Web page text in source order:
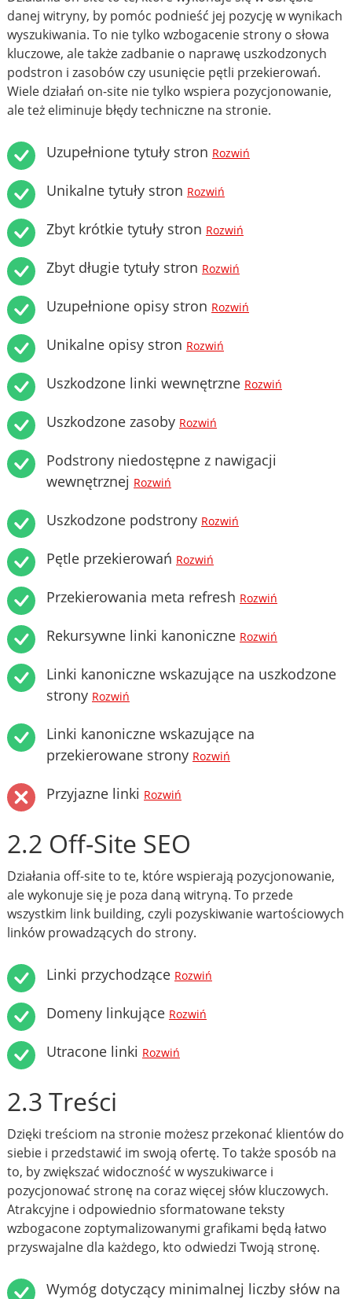
danej witryny, by pomóc podnieść jej pozycję w wynikach
wyszukiwania. To nie tylko wzbogacenie strony o słowa
kluczowe, ale także zadbanie o naprawę uszkodzonych
podstron i zasobów czy usunięcie pętli przekierowań.
Wiele działań on-site nie tylko wspiera pozycjonowanie,
ale też eliminuje błędy techniczne na stronie.
Uzupełnione tytuły stron Rozwiń
Unikalne tytuły stron Rozwiń
Zbyt krótkie tytuły stron Rozwiń
Zbyt długie tytuły stron Rozwiń
Uzupełnione opisy stron Rozwiń
Unikalne opisy stron Rozwiń
Uszkodzone linki wewnętrzne Rozwiń
Uszkodzone zasoby Rozwiń
Podstrony niedostępne z nawigacji
wewnętrznej Rozwiń
Uszkodzone podstrony Rozwiń
Pętle przekierowań Rozwiń
Przekierowania meta refresh Rozwiń
Rekursywne linki kanoniczne Rozwiń
Linki kanoniczne wskazujące na uszkodzone
strony Rozwiń
Linki kanoniczne wskazujące na
przekierowane strony Rozwiń
Przyjazne linki Rozwiń
2.2 Off-Site SEO
Działania off-site to te, które wspierają pozycjonowanie,
ale wykonuje się je poza daną witryną. To przede
wszystkim link building, czyli pozyskiwanie wartościowych
linków prowadzących do strony.
Linki przychodzące Rozwiń
Domeny linkujące Rozwiń
Utracone linki Rozwiń
2.3 Treści
Dzięki treściom na stronie możesz przekonać klientów do
siebie i przedstawić im swoją ofertę. To także sposób na
to, by zwiększać widoczność w wyszukiwarce i
pozycjonować stronę na coraz więcej słów kluczowych.
Atrakcyjne i odpowiednio sformatowane teksty
wzbogacone zoptymalizowanymi grafikami będą łatwo
przyswajalne dla każdego, kto odwiedzi Twoją stronę.
Wymóg dotyczący minimalnej liczby słów na